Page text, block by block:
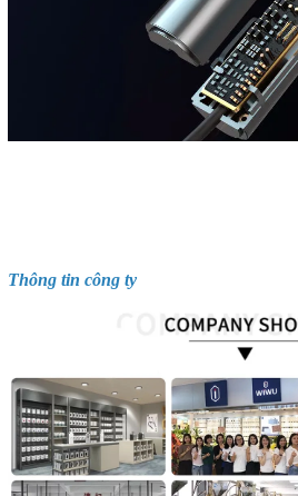
Thông tin công ty